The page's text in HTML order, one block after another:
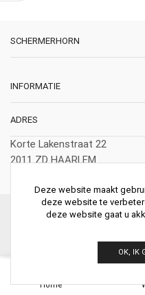
SCHERMERHORN
INFORMATIE
ADRES
Korte Lakenstraat 22
2011 ZD HAARLEM
© 2026 Schermerhorn
Home
Deze website maakt
deze website te
deze website gaat u
OK, IK